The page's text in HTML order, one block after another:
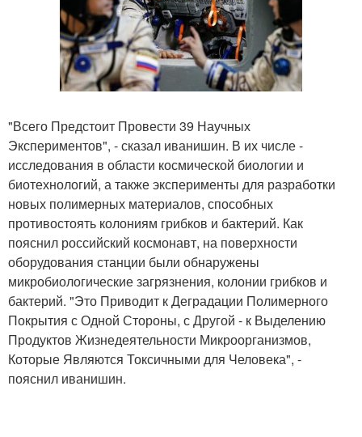
"Всего Предстоит Провести 39 Научных
Экспериментов", - сказал иванишин. В их числе -
исследования в области космической биологии и
биотехнологий, а также эксперименты для разработки
новых полимерных материалов, способных
противостоять колониям грибков и бактерий. Как
пояснил российский космонавт, на поверхности
оборудования станции были обнаружены
микробиологические загрязнения, колонии грибков и
бактерий. "Это Приводит к Деградации Полимерного
Покрытия с Одной Стороны, с Другой - к Выделению
Продуктов Жизнедеятельности Микроорганизмов,
Которые Являются Токсичными для Человека", -
пояснил иванишин.